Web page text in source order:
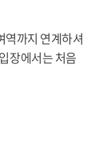
역까지 연계하셔
장에서는 처음